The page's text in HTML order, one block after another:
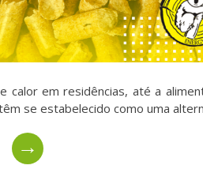
calor em residências, até a
se estabelecido como uma
→